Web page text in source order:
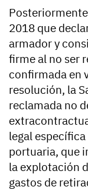
2018 que
armador y
firme al no ser
confirmada en
resolución, la
reclamada no
legal
portuaria, que
la explotación
gastos de